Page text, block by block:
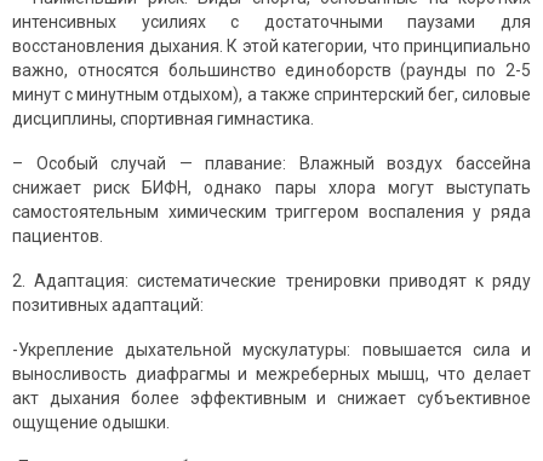
интенсивных усилиях с достаточными паузами для
восстановления дыхания. К этой категории, что принципиально
важно, относятся большинство единоборств (раунды по 2-5
минут с минутным отдыхом), а также спринтерский бег, силовые
дисциплины, спортивная гимнастика.
– Особый случай — плавание: Влажный воздух бассейна
снижает риск БИФН, однако пары хлора могут выступать
самостоятельным химическим триггером воспаления у ряда
пациентов.
2. Адаптация: систематические тренировки приводят к ряду
позитивных адаптаций:
-Укрепление дыхательной мускулатуры: повышается сила и
выносливость диафрагмы и межреберных мышц, что делает
акт дыхания более эффективным и снижает субъективное
ощущение одышки.